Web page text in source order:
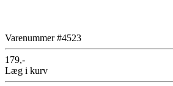
Varenummer #4523
179,-
Læg i kurv